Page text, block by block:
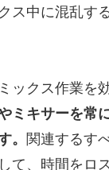
ス中に混乱す
ックス作業を
ミキサーを常
。 関連するす
て、時間をロ